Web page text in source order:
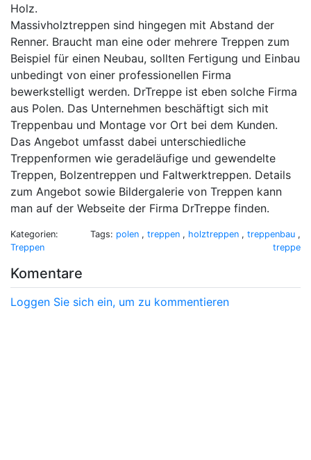
Holz.
Massivholztreppen sind hingegen mit Abstand der
Renner. Braucht man eine oder mehrere Treppen zum
Beispiel für einen Neubau, sollten Fertigung und Einbau
unbedingt von einer professionellen Firma
bewerkstelligt werden. DrTreppe ist eben solche Firma
aus Polen. Das Unternehmen beschäftigt sich mit
Treppenbau und Montage vor Ort bei dem Kunden.
Das Angebot umfasst dabei unterschiedliche
Treppenformen wie geradeläufige und gewendelte
Treppen, Bolzentreppen und Faltwerktreppen. Details
zum Angebot sowie Bildergalerie von Treppen kann
man auf der Webseite der Firma DrTreppe finden.
Kategorien:
Treppen
Tags: polen , treppen , holztreppen , treppenbau ,
treppe
Komentare
Loggen Sie sich ein, um zu kommentieren